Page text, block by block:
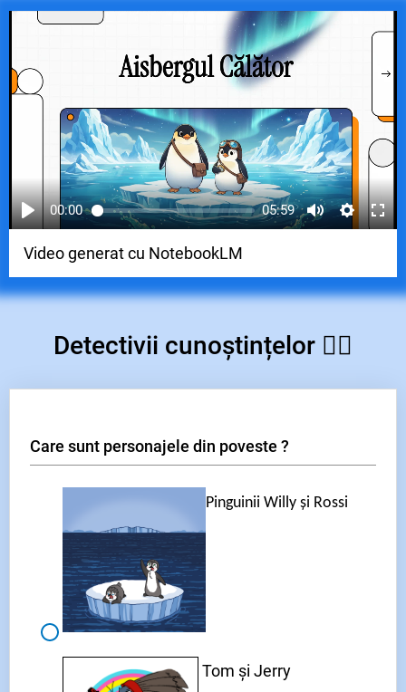
textul poveștii;
să exemplifice prin întâmplări trăite
alte valori morale, denumindu-le;
să comunice gânduri și impresii
despre emoțiile și sentimentele
personajului principal din povestea
prezentată;
să aleagă variantele corecte,
corelând imaginea cu semnificația
din text.
00:00 05:59
Video generat cu NotebookLM
Detectivii cunoștințelor 🕵️‍♂️
Care sunt personajele din poveste ?
Pinguinii Willy și Rossi
Tom și Jerry